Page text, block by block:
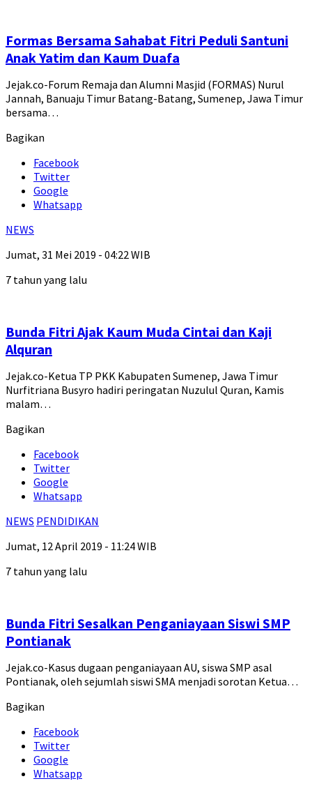
Formas Bersama Sahabat Fitri Peduli Santuni
Anak Yatim dan Kaum Duafa
Jejak.co-Forum Remaja dan Alumni Masjid (FORMAS) Nurul
Jannah, Banuaju Timur Batang-Batang, Sumenep, Jawa Timur
bersama…
Bagikan
Facebook
Twitter
Google
Whatsapp
NEWS
Jumat, 31 Mei 2019 - 04:22 WIB
7 tahun yang lalu
Bunda Fitri Ajak Kaum Muda Cintai dan Kaji
Alquran
Jejak.co-Ketua TP PKK Kabupaten Sumenep, Jawa Timur
Nurfitriana Busyro hadiri peringatan Nuzulul Quran, Kamis
malam…
Bagikan
Facebook
Twitter
Google
Whatsapp
NEWS PENDIDIKAN
Jumat, 12 April 2019 - 11:24 WIB
7 tahun yang lalu
Bunda Fitri Sesalkan Penganiayaan Siswi SMP
Pontianak
Jejak.co-Kasus dugaan penganiayaan AU, siswa SMP asal
Pontianak, oleh sejumlah siswi SMA menjadi sorotan Ketua…
Bagikan
Facebook
Twitter
Google
Whatsapp